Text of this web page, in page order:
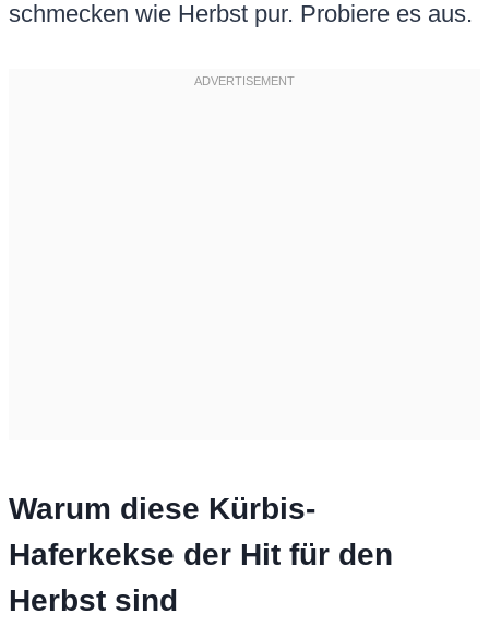
schmecken wie Herbst pur. Probiere es aus.
Warum diese Kürbis-
Haferkekse der Hit für den
Herbst sind